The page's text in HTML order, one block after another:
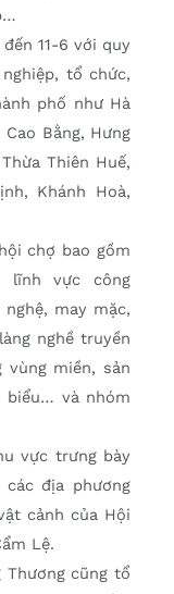
11-6 với quy
tổ chức,
phố như Hà
Bằng, Hưng
Thiên Huế,
Khánh Hoà,
chợ bao gồm
lĩnh vực công
may mặc,
nghề truyền
vùng miền, sản
biểu… và nhóm
vực trưng bày
các địa phương
cảnh của Hội
Lệ.
Thương cũng tổ